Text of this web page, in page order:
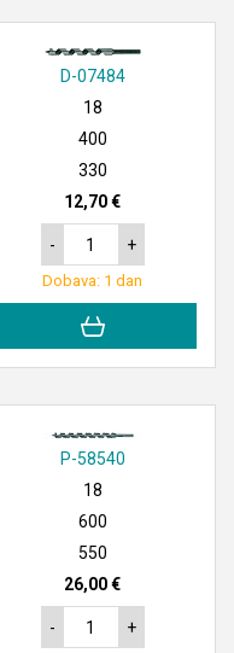
D-07484
18
400
330
12,70 €
- +
Dobava: 1 dan
P-58540
18
600
550
26,00 €
- +